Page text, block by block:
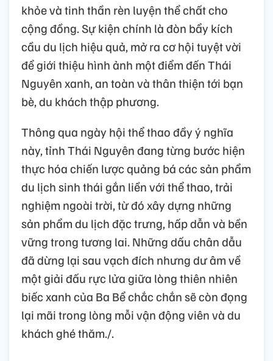
khỏe và tinh thần rèn luyện thể chất cho
cộng đồng. Sự kiện chính là đòn bẩy kích
cầu du lịch hiệu quả, mở ra cơ hội tuyệt vời
để giới thiệu hình ảnh một điểm đến Thái
Nguyên xanh, an toàn và thân thiện tới bạn
bè, du khách thập phương.
Thông qua ngày hội thể thao đầy ý nghĩa
này, tỉnh Thái Nguyên đang từng bước hiện
thực hóa chiến lược quảng bá các sản phẩm
du lịch sinh thái gắn liền với thể thao, trải
nghiệm ngoài trời, từ đó xây dựng những
sản phẩm du lịch đặc trưng, hấp dẫn và bền
vững trong tương lai. Những dấu chân dẫu
đã dừng lại sau vạch đích nhưng dư âm về
một giải đấu rực lửa giữa lòng thiên nhiên
biếc xanh của Ba Bể chắc chắn sẽ còn đọng
lại mãi trong lòng mỗi vận động viên và du
khách ghé thăm./.